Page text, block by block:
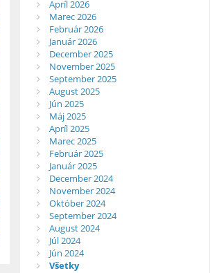
Apríl 2026
Marec 2026
Február 2026
Január 2026
December 2025
November 2025
September 2025
August 2025
Jún 2025
Máj 2025
Apríl 2025
Marec 2025
Február 2025
Január 2025
December 2024
November 2024
Október 2024
September 2024
August 2024
Júl 2024
Jún 2024
Všetky